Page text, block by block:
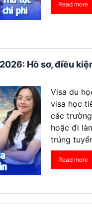
Read more
Hồ sơ, điều
Visa du
visa học
các
hoặc đi
trúng
Read more